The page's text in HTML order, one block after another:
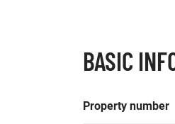
BASIC
Property number